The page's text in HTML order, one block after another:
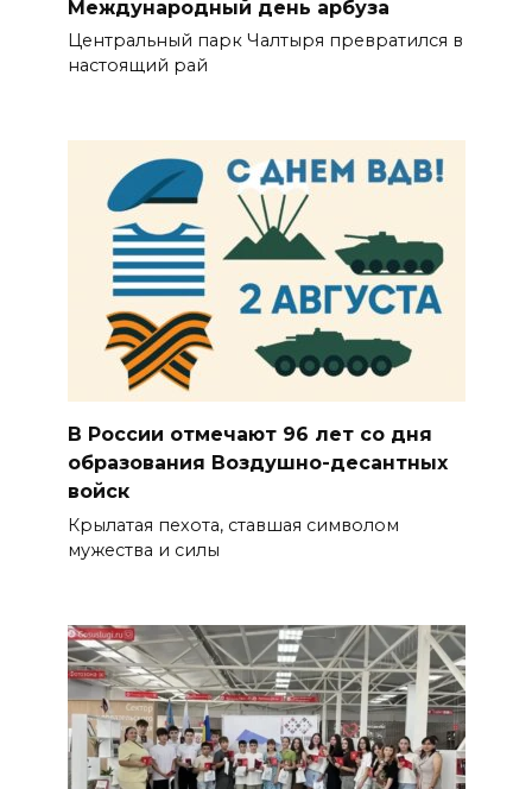
Международный день арбуза
Центральный парк Чалтыря превратился в
настоящий рай
В России отмечают 96 лет со дня
образования Воздушно-десантных
войск
Крылатая пехота, ставшая символом
мужества и силы